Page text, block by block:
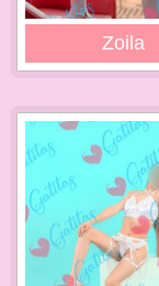
Zoila